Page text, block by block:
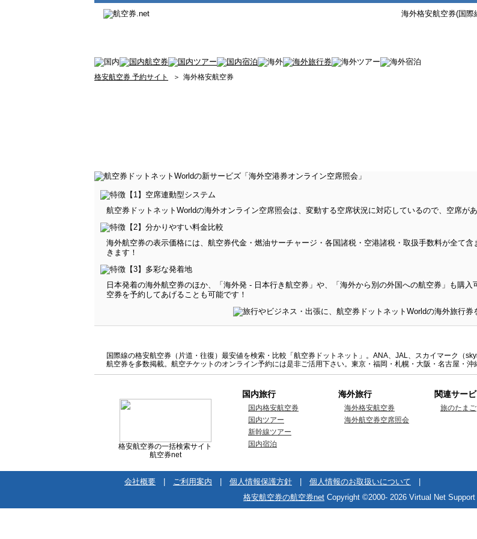
海外格安航空券(国際
格安航空券 予約サイト ＞ 海外格安航空券
航空券ドットネットWorldの海外オンライン空席照会は、変動する空席状況に対応しているので、空席が
海外航空券の表示価格には、航空券代金・燃油サーチャージ・各国諸税・空港諸税・取扱手数料が全て
きます！
日本発着の海外航空券のほか、「海外発 - 日本行き航空券」や、「海外から別の外国への航空券」も購
空券を予約してあげることも可能です！
国際線の格安航空券（片道・往復）最安値を検索・比較「航空券ドットネット」。ANA、JAL、スカイマーク（
航空券を多数掲載。航空チケットのオンライン予約には是非ご活用下さい。東京・福岡・札幌・大阪・名古屋・沖
格安航空券の一括検索サイト
航空券net
国内旅行
国内格安航空券
国内ツアー
新幹線ツアー
国内宿泊
海外旅行
海外格安航空券
海外航空券空席照会
関連サー
旅のたまご
会社概要 ご利用案内 個人情報保護方針 個人情報のお取扱いについて
格安航空券の航空券net Copyright ©2000- 2026 Virtual Net